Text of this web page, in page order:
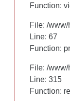
Function:
File: /
Line: 67
Function:
File: /
Line: 315
Function:
Function:
File: /
Line: 67
Function:
File: /
Line: 315
Function: